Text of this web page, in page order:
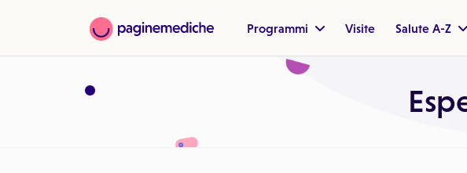
Programmi Visite Salute A-Z